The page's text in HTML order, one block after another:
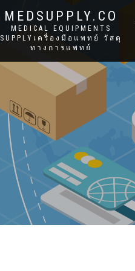
MEDSUPPLY.CO
MEDICAL EQUIPMENTS
SUPPLYเครื่องมือแพทย์ วัสดุ
ทางการแพทย์